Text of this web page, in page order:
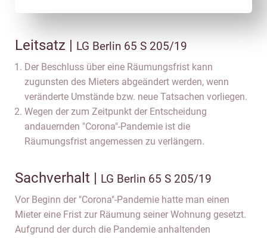
Leitsatz | LG Berlin 65 S 205/19
Der Beschluss über eine Räumungsfrist kann
zugunsten des Mieters abgeändert werden, wenn
veränderte Umstände bzw. neue Tatsachen vorliegen.
Wegen der zum Zeitpunkt der Entscheidung
andauernden "Corona"-Pandemie ist die
Räumungsfrist angemessen zu verlängern.
Sachverhalt | LG Berlin 65 S 205/19
Vor Beginn der "Corona"-Pandemie hatte man einen
Mieter eine Frist zur Räumung seiner Wohnung gesetzt.
Aufgrund der durch die Pandemie anhaltenden